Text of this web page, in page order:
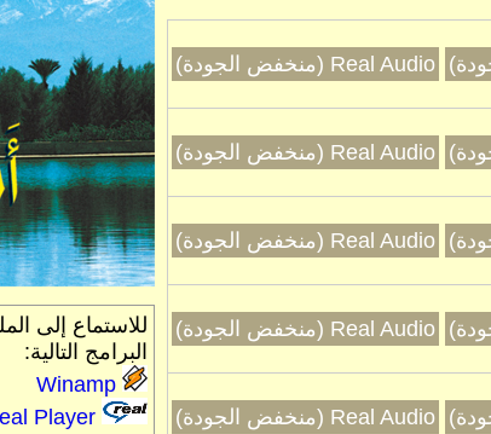
للاستماع إلى
البرامج التالية:
Winamp
Player
Real Audio (منخفض الجودة)
Real Audio (منخفض الجودة)
Real Audio (منخفض الجودة)
Real Audio (منخفض الجودة)
Real Audio (منخفض الجودة)